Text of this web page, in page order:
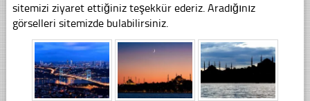
sitemizi ziyaret ettiğiniz teşekkür ederiz. Aradığınız
görselleri sitemizde bulabilirsiniz.